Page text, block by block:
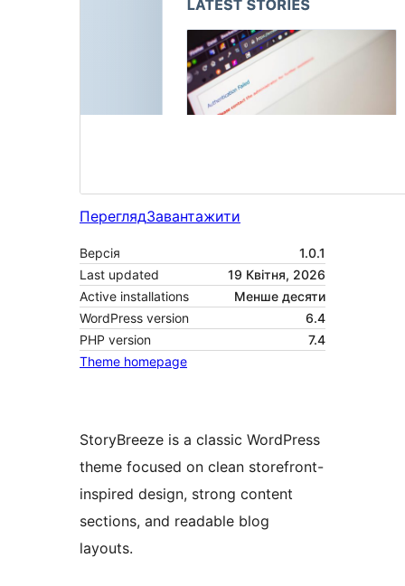
ПереглядЗавантажити
Версія
1.0.1
Last updated
19 Квітня, 2026
Active installations
Менше десяти
WordPress version
6.4
PHP version
7.4
Theme homepage
StoryBreeze is a classic WordPress
theme focused on clean storefront-
inspired design, strong content
sections, and readable blog
layouts.